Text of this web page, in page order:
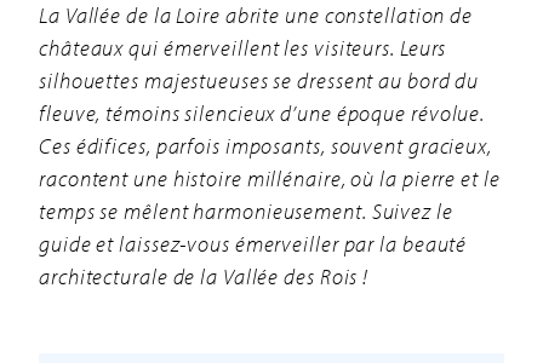
La Vallée de la Loire abrite une constellation de
châteaux qui émerveillent les visiteurs. Leurs
silhouettes majestueuses se dressent au bord du
fleuve, témoins silencieux d’une époque révolue.
Ces édifices, parfois imposants, souvent gracieux,
racontent une histoire millénaire, où la pierre et le
temps se mêlent harmonieusement. Suivez le
guide et laissez-vous émerveiller par la beauté
architecturale de la Vallée des Rois !